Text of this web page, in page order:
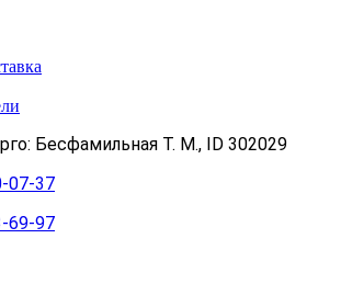
Бесфамильная Т. М., ID 302029
07-37
69-97